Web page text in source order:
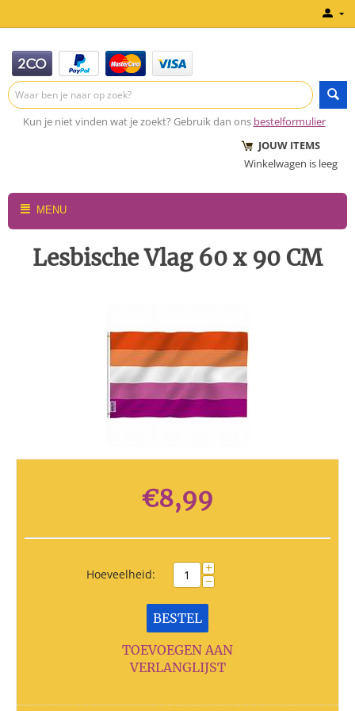
Kun je niet vinden wat je zoekt? Gebruik dan ons bestelformulier
JOUW ITEMS
Winkelwagen is leeg
MENU
Lesbische Vlag 60 x 90 CM
€8,99
Hoeveelheid: +
−
BESTEL
TOEVOEGEN AAN
VERLANGLIJST